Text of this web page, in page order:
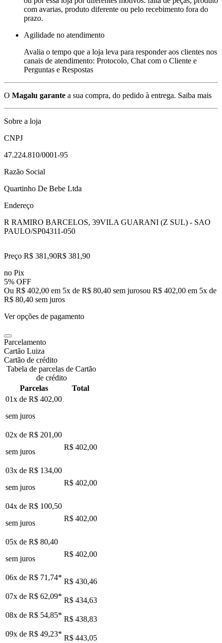
com avarias, produto diferente ou pelo recebimento fora do
prazo.
Agilidade no atendimento
Avalia o tempo que a loja leva para responder aos clientes nos
canais de atendimento: Protocolo, Chat com o Cliente e
Perguntas e Respostas
O Magalu garante a sua compra, do pedido à entrega. Saiba mais
Sobre a loja
CNPJ
47.224.810/0001-95
Razão Social
Quartinho De Bebe Ltda
Endereço
R RAMIRO BARCELOS, 39VILA GUARANI (Z SUL) - SAO
PAULO/SP04311-050
Preço R$ 381,90R$ 381 ,90
no Pix
5% OFF
Ou R$ 402,00 em 5x de R$ 80,40 sem jurosou R$ 402,00 em 5x de
R$ 80,40 sem juros
Ver opções de pagamento
Parcelamento
Cartão Luiza
Cartão de crédito
Tabela de parcelas de Cartão
de crédito
Parcelas
Total
01x de R$ 402,00
sem juros
02x de R$ 201,00
sem juros
R$ 402,00
03x de R$ 134,00
sem juros
R$ 402,00
04x de R$ 100,50
sem juros
R$ 402,00
05x de R$ 80,40
sem juros
R$ 402,00
06x de R$ 71,74* R$ 430,46
07x de R$ 62,09* R$ 434,63
08x de R$ 54,85* R$ 438,83
09x de R$ 49,23* R$ 443,05